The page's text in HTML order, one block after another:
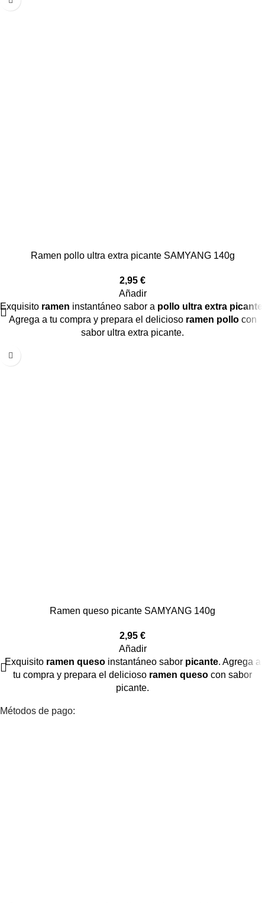
Ramen pollo ultra extra picante SAMYANG 140g
2,95 €
Añadir
Exquisito ramen instantáneo sabor a pollo ultra extra picante
Agrega a tu compra y prepara el delicioso ramen pollo con
sabor ultra extra picante.
Ramen queso picante SAMYANG 140g
2,95 €
Añadir
Exquisito ramen quesoinstantáneo saborpicante. Agrega a
tu compra y prepara el delicioso ramen queso con sabor
picante.
Métodos de pago: